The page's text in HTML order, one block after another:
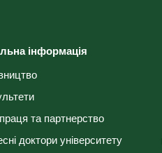
інформація
та партнерство
доктори університету